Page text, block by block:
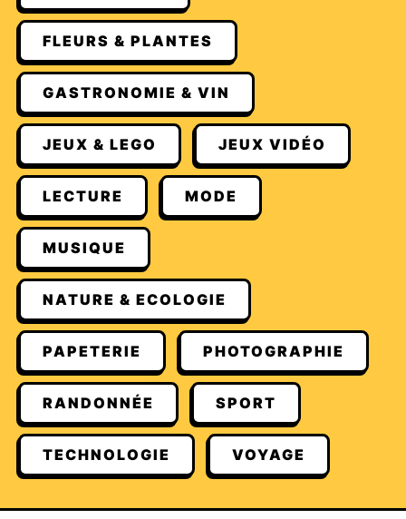
FLEURS & PLANTES
GASTRONOMIE & VIN
JEUX & LEGO JEUX VIDÉO
LECTURE MODE
MUSIQUE
NATURE & ECOLOGIE
PAPETERIE PHOTOGRAPHIE
RANDONNÉE SPORT
TECHNOLOGIE VOYAGE